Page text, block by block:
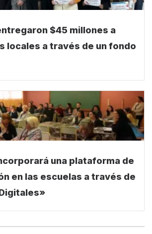
$45 millones a
locales a través de un fondo
una plataforma de
en las escuelas a través de